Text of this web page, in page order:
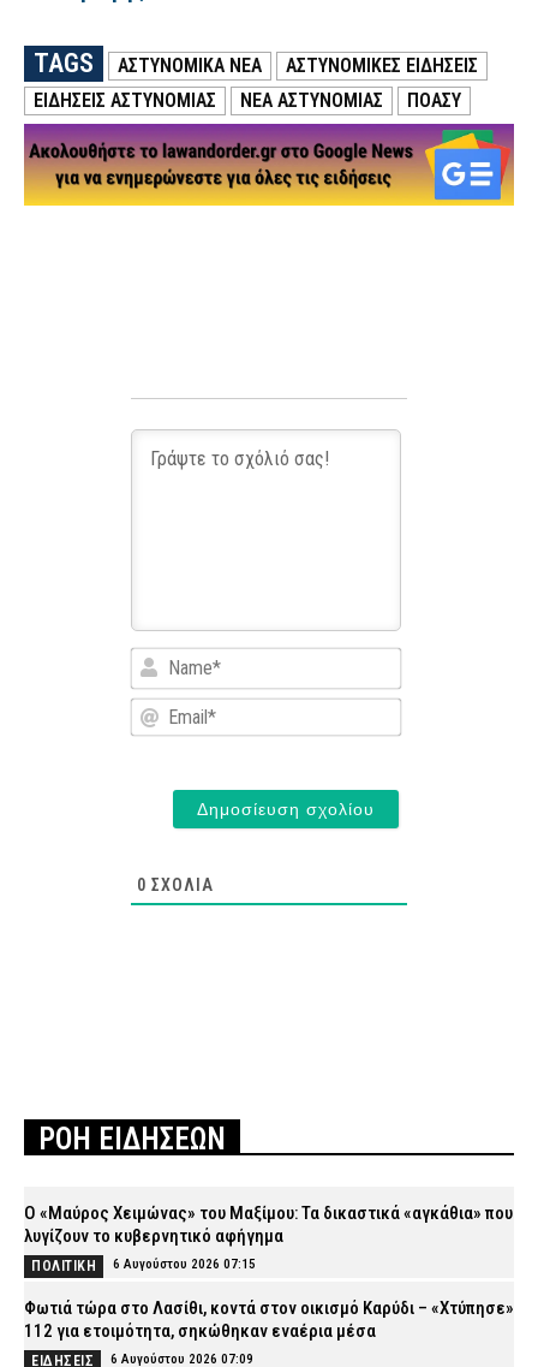
TAGS ΑΣΤΥΝΟΜΙΚΑ ΝΕΑ
ΑΣΤΥΝΟΜΙΚΕΣ ΕΙΔΗΣΕΙΣ
ΕΙΔΗΣΕΙΣ ΑΣΤΥΝΟΜΙΑΣ
ΝΕΑ ΑΣΤΥΝΟΜΙΑΣ ΠΟΑΣΥ
Name*
Email*
0 ΣΧΌΛΙΑ
ΡΟΗ ΕΙΔΗΣΕΩΝ
Ο «Μαύρος Χειμώνας» του Μαξίμου: Τα δικαστικά «αγκάθια» που
λυγίζουν το κυβερνητικό αφήγημα
ΠΟΛΙΤΙΚΗ 6 Αυγούστου 2026 07:15
Φωτιά τώρα στο Λασίθι, κοντά στον οικισμό Καρύδι – «Χτύπησε»
112 για ετοιμότητα, σηκώθηκαν εναέρια μέσα
ΕΙΔΗΣΕΙΣ 6 Αυγούστου 2026 07:09